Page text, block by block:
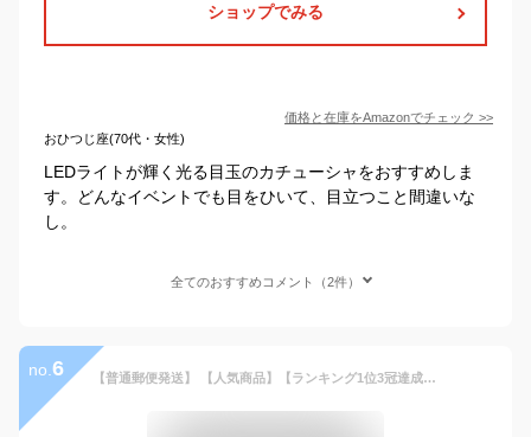
ショップでみる
価格と在庫をAmazonでチェック >>
おひつじ座(70代・女性)
LEDライトが輝く光る目玉のカチューシャをおすすめしま
す。どんなイベントでも目をひいて、目立つこと間違いな
し。
全てのおすすめコメント（2件）
no. 6 【普通郵便発送】 【人気商品】【ランキング1位3冠達成】 クリスマス カチューシャ 光るカチューシャ サンタ 雪だるま 選べる2種類 サンタコス サンタクロース ゆきだるま クリスマスコスプレ クリスマス衣装 パーティー 被り物 かわいい キッズ 大人兼用 ヘアアクセサリー